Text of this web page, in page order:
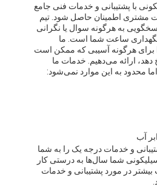
با پشتیبانی و خدمات فنی جامع
مشتری اطمینان حاصل شود. تیم
به هرگونه سوال یا نگرانی
ساعت شما است. ما
برای هرگونه آسیبی که ممکن است
ارائه می‌دهیم. خدمات ما
محدود به این موارد نمی‌شود:
آب
و خدمات درجه یک را به شما
شما سال‌ها به درستی کار
در مورد پشتیبانی و خدمات